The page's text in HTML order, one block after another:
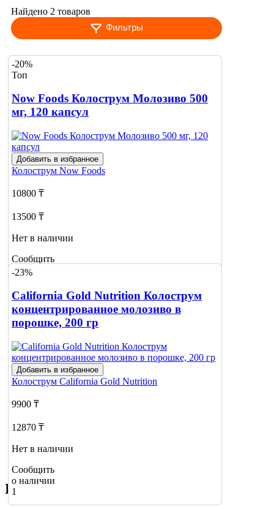
Найдено 2 товаров
Фильтры
-20%
Топ
Now Foods Колострум Молозиво 500
мг, 120 капсул
Добавить в избранное
Колострум Now Foods
10800 ₸
13500 ₸
Нет в наличии
Сообщить
о наличии
-23%
California Gold Nutrition Колострум
концентрированное молозиво в
порошке, 200 гр
Добавить в избранное
Колострум California Gold Nutrition
9900 ₸
12870 ₸
Нет в наличии
Сообщить
о наличии
1
Похожие товары